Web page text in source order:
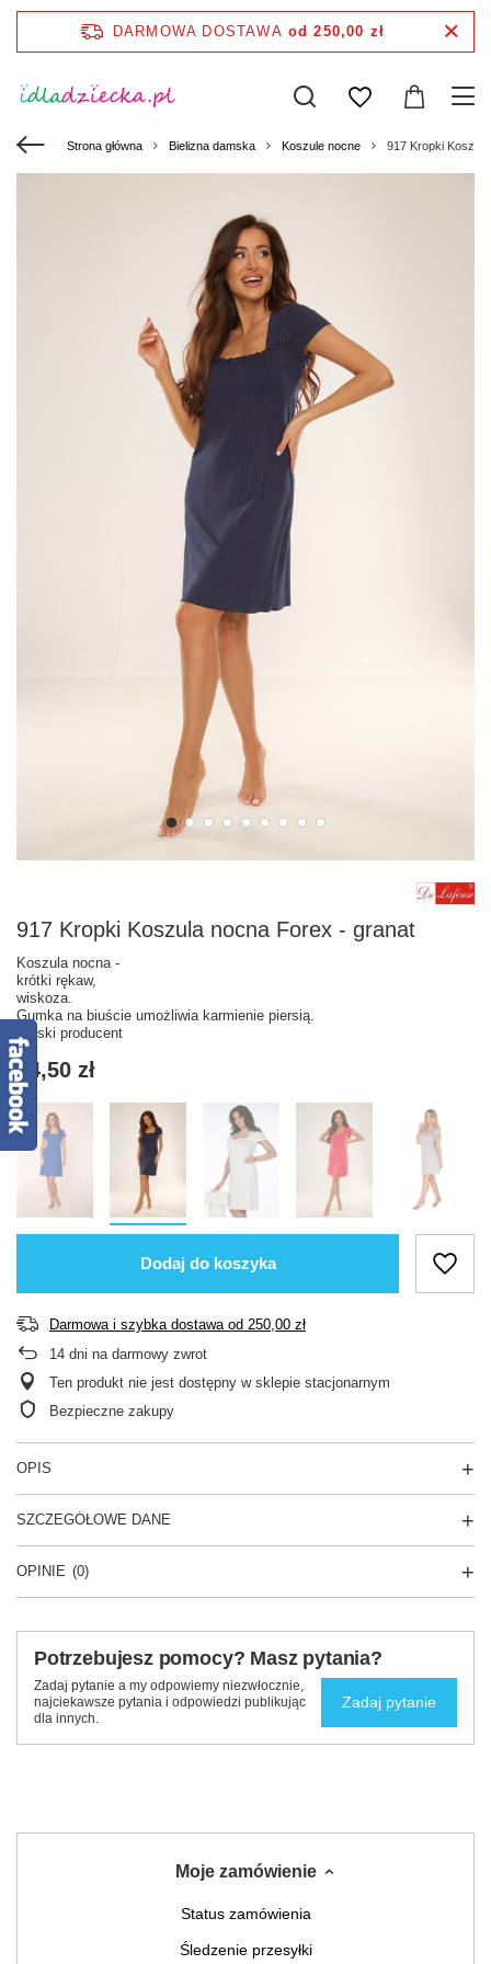
DARMOWA DOSTAWA od 250,00 zł
Strona główna Bielizna damska Koszule nocne 917 Kropki
917 Kropki Koszula nocna Forex - granat
Koszula nocna -
krótki rękaw,
wiskoza.
Gumka na biuście umożliwia karmienie piersią.
Polski producent
74,50 zł
Dodaj do koszyka
Darmowa i szybka dostawa od 250,00 zł
14 dni na darmowy zwrot
Ten produkt nie jest dostępny w sklepie stacjonarnym
Bezpieczne zakupy
OPIS
SZCZEGÓŁOWE DANE
OPINIE (0)
Potrzebujesz pomocy? Masz pytania?
Zadaj pytanie a my odpowiemy niezwłocznie,
najciekawsze pytania i odpowiedzi publikując
dla innych.
Zadaj pytanie
Moje zamówienie
Status zamówienia
Śledzenie przesyłki